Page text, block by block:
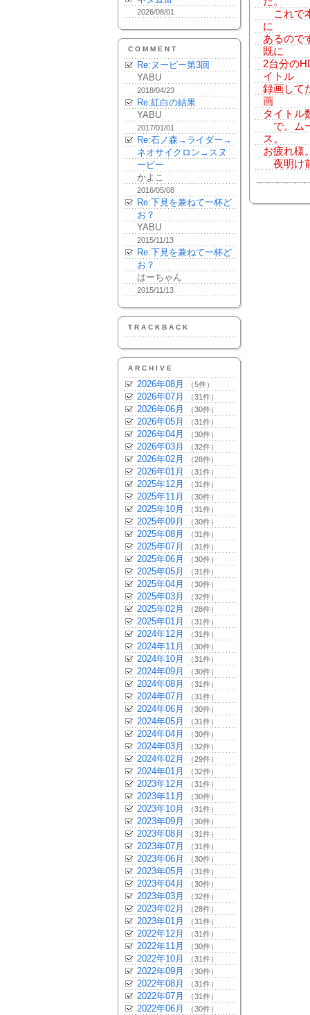
2026/08/01
COMMENT
Re:ヌーピー第3回
YABU
2018/04/23
Re:紅白の結果
YABU
2017/01/01
Re:石ノ森→ライダー→
ネオサイクロン→スヌ
ーピー
かよこ
2016/05/08
Re:下見を兼ねて一杯ど
お？
YABU
2015/11/13
Re:下見を兼ねて一杯ど
お？
はーちゃん
2015/11/13
TRACKBACK
ARCHIVE
2026年08月 （5件）
2026年07月 （31件）
2026年06月 （30件）
2026年05月 （31件）
2026年04月 （30件）
2026年03月 （32件）
2026年02月 （28件）
2026年01月 （31件）
2025年12月 （31件）
2025年11月 （30件）
2025年10月 （31件）
2025年09月 （30件）
2025年08月 （31件）
2025年07月 （31件）
2025年06月 （30件）
2025年05月 （31件）
2025年04月 （30件）
2025年03月 （32件）
2025年02月 （28件）
2025年01月 （31件）
2024年12月 （31件）
2024年11月 （30件）
2024年10月 （31件）
2024年09月 （30件）
2024年08月 （31件）
2024年07月 （31件）
2024年06月 （30件）
2024年05月 （31件）
2024年04月 （30件）
2024年03月 （32件）
2024年02月 （29件）
2024年01月 （32件）
2023年12月 （31件）
2023年11月 （30件）
2023年10月 （31件）
2023年09月 （30件）
2023年08月 （31件）
2023年07月 （31件）
2023年06月 （30件）
2023年05月 （31件）
2023年04月 （30件）
2023年03月 （32件）
2023年02月 （28件）
2023年01月 （31件）
2022年12月 （31件）
2022年11月 （30件）
2022年10月 （31件）
2022年09月 （30件）
2022年08月 （31件）
2022年07月 （31件）
2022年06月 （30件）
これで
に
あるので
既に
2台分の
イトル
録画して
画
タイトル
で。ム
ス。
お疲れ様
夜明け